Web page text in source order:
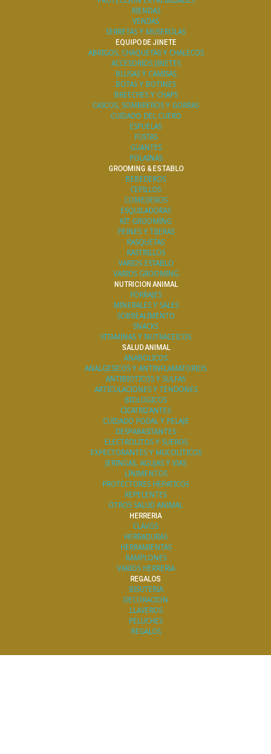
RIENDAS
VENDAS
SERRETAS Y MUSEROLAS
EQUIPO DE JINETE
ABRIGOS, CHAQUETAS Y CHALECOS
ACCESORIOS JINETES
BLUSAS Y CAMISAS
BOTAS Y BOTINES
BREECHES Y CHAPS
CASCOS, SOMBREROS Y GORRAS
CUIDADO DEL CUERO
ESPUELAS
FUSTAS
GUANTES
POLAINAS
GROOMING & ESTABLO
BEBEDEROS
CEPILLOS
COMEDEROS
ESQUILADORAS
KIT GROOMING
PEINES Y TIJERAS
RASQUETAS
RASTRILLOS
VARIOS ESTABLO
VARIOS GROOMING
NUTRICION ANIMAL
FORRAJES
MINERALES Y SALES
SOBREALIMENTO
SNACKS
VITAMINAS Y NUTRACEICOS
SALUD ANIMAL
ANABOLICOS
ANALGESICOS Y ANTINFLAMATORIOS
ANTIBIOTICOS Y SULFAS
ARTICULACIONES Y TENDONES
BIOLOGICOS
CICATRIZANTES
CUIDADO PODAL Y PELAJE
DESPARASITANTES
ELECTROLITOS Y SUEROS
EXPECTORANTES Y MUCOLITICOS
JERINGAS, AGUJAS Y VIAS
LINIMENTOS
PROTECTORES HEPATICOS
REPELENTES
OTROS SALUD ANIMAL
HERRERIA
CLAVOS
HERRADURAS
HERRAMIENTAS
RAMPLONES
VARIOS HERRERIA
REGALOS
BISUTERIA
DECORACION
LLAVEROS
PELUCHES
REGALOS